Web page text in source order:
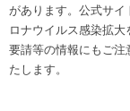
があります。公式サ
ロナウイルス感染拡
要請等の情報にもご
たします。